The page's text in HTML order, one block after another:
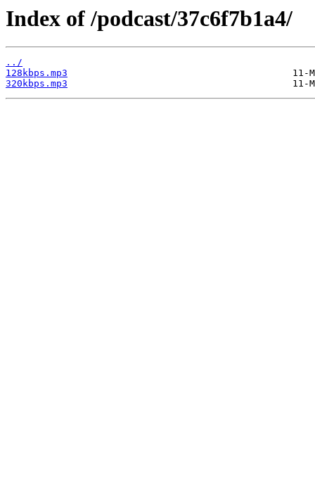
Index of /podcast/37c6f7b1a4/
../
128kbps.mp3
320kbps.mp3